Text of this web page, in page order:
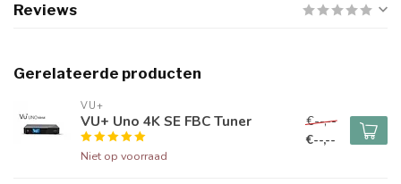
Reviews
Gerelateerde producten
VU+
VU+ Uno 4K SE FBC Tuner
Niet op voorraad
€--,--
€--,--